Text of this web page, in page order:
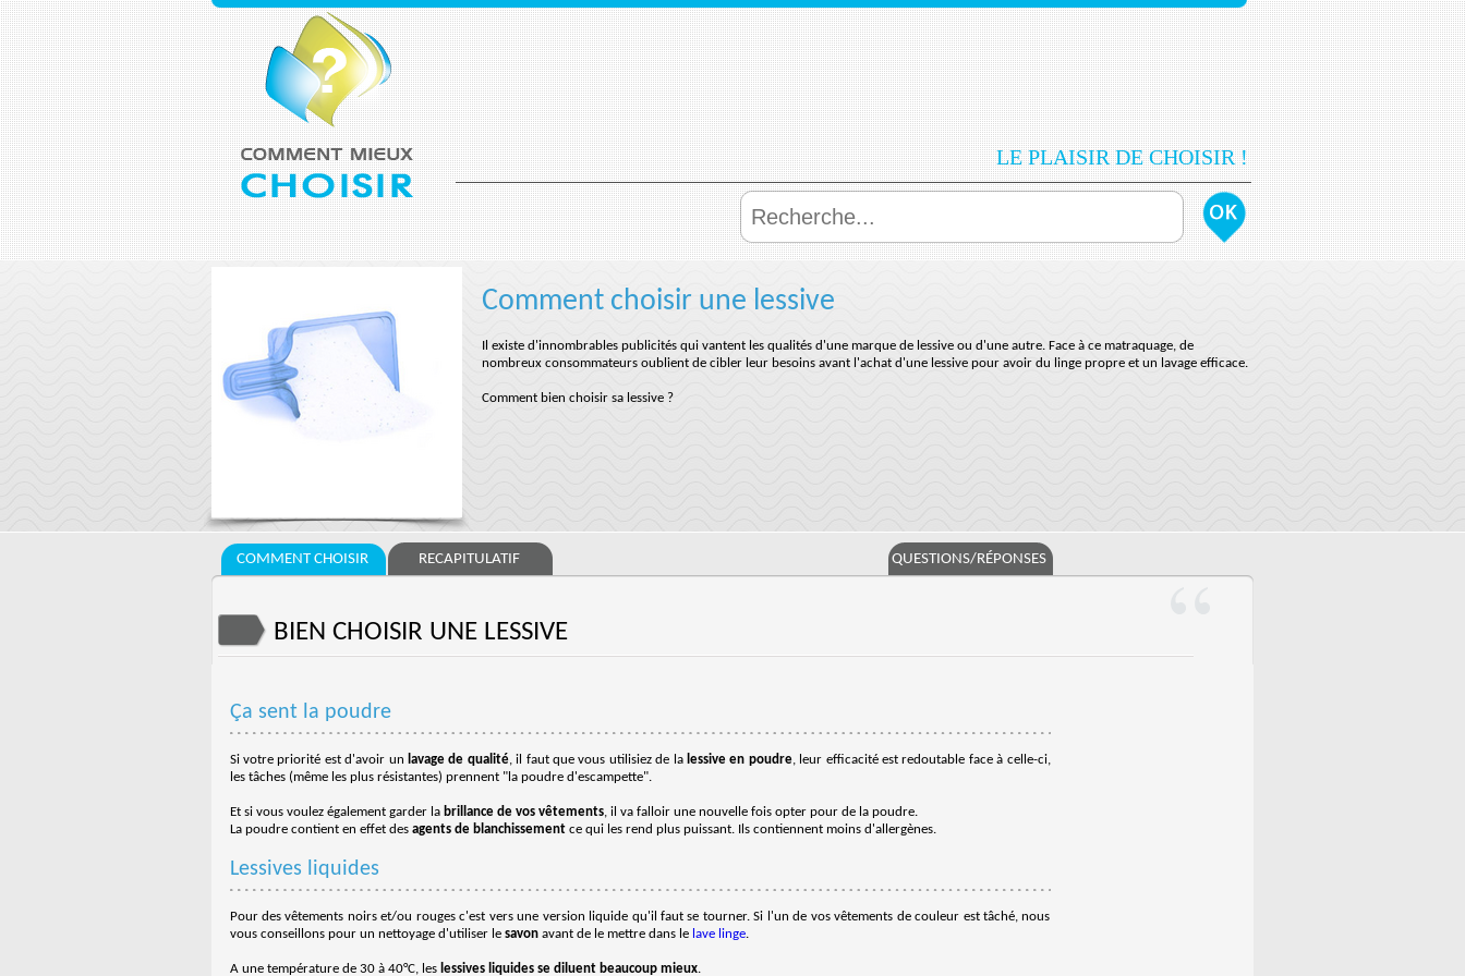
LE PLAISIR DE CHOISIR !
Comment choisir une lessive
Il existe d'innombrables publicités qui vantent les qualités d'une marque de lessive ou d'une autre. Face à ce matraquage, de
nombreux consommateurs oublient de cibler leur besoins avant l'achat d'une lessive pour avoir du linge propre et un lavage efficace.
Comment bien choisir sa lessive ?
COMMENT CHOISIR RECAPITULATIF QUESTIONS/RÉPONSES
BIEN CHOISIR UNE LESSIVE
Ça sent la poudre
Si votre priorité est d'avoir un lavage de qualité, il faut que vous utilisiez de la lessive en poudre, leur efficacité est redoutable face à celle-ci,
les tâches (même les plus résistantes) prennent "la poudre d'escampette".
Et si vous voulez également garder la brillance de vos vêtements, il va falloir une nouvelle fois opter pour de la poudre.
La poudre contient en effet des agents de blanchissementce qui les rend plus puissant. Ils contiennent moins d'allergènes.
Lessives liquides
Pour des vêtements noirs et/ou rouges c'est vers une version liquide qu'il faut se tourner. Si l'un de vos vêtements de couleur est tâché, nous
vous conseillons pour un nettoyage d'utiliser le savonavant de le mettre dans le lave linge.
A une température de 30 à 40°C, les lessives liquides se diluent beaucoup mieux.